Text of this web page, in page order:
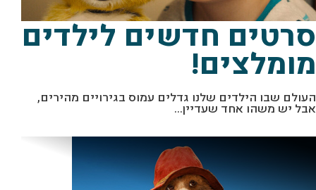
סרטים חדשים לילדים
מומלצים!
העולם שבו הילדים שלנו גדלים עמוס בגירויים מהירים,
אבל יש משהו אחד שעדיין...